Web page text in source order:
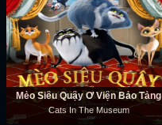
Mèo Siêu Quậy Ở Viện Bảo Tàng
Cats In The Museum